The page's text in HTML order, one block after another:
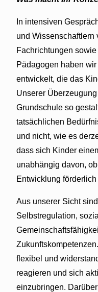
In intensiven
und Wissenschaftlern
Fachrichtungen
Pädagogen haben
entwickelt, die das
Unserer
Grundschule so
tatsächlichen
und nicht, wie es
dass sich Kinder
unabhängig davon,
Entwicklung förderlich
Aus unserer Sicht
Selbstregulation,
flexibel und
reagieren und sich
einzubringen.